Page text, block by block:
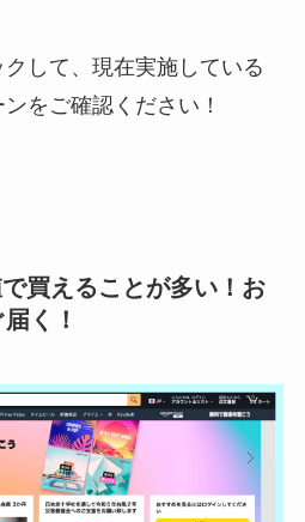
して、現在実施している
をご確認ください！
買えることが多い！お
く！